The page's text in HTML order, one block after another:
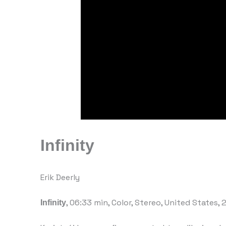
Infinity
Erik Deerly
Infinity, 06:33 min, Color, Stereo, United States,